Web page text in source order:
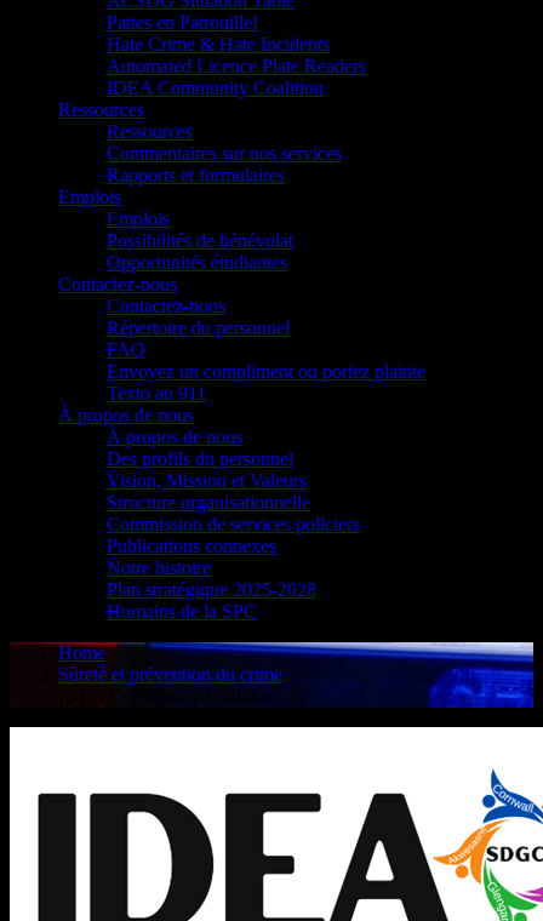
Pattes en Patrouille!
Hate Crime & Hate Incidents
Automated Licence Plate Readers
IDEA Community Coalition
Ressources
Ressources
Commentaires sur nos services
Rapports et formulaires
Emplois
Emplois
Possibilités de bénévolat
Opportunités étudiantes
Contactez-nous
Contactez-nous
Répertoire du personnel
FAQ
Envoyez un compliment ou portez plainte
Texto au 911
À propos de nous
À propos de nous
Des profils du personnel
Vision, Mission et Valeurs
Structure organisationnelle
Commission de services policiers
Publications connexes
Notre histoire
Plan stratégique 2025-2028
Humains de la SPC
Home
Sûreté et prévention du crime
IDEA Community Coalition